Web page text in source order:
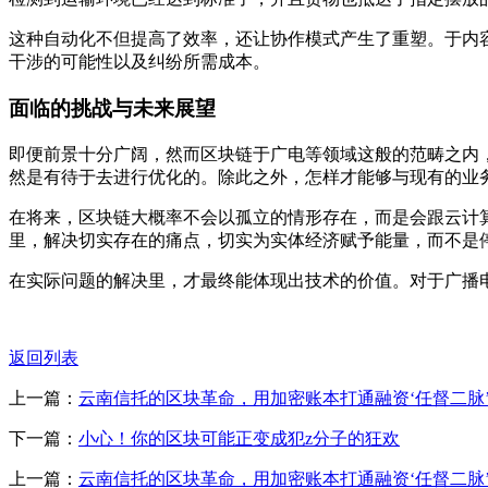
这种自动化不但提高了效率，还让协作模式产生了重塑。于
干涉的可能性以及纠纷所需成本。
面临的挑战与未来展望
即便前景十分广阔，然而区块链于广电等领域这般的范畴之
然是有待于去进行优化的。除此之外，怎样才能够与现有的
在将来，区块链大概率不会以孤立的情形存在，而是会跟云
里，解决切实存在的痛点，切实为实体经济赋予能量，而不是
在实际问题的解决里，才最终能体现出技术的价值。对于广
返回列表
上一篇： 云南信托的区块革命，用加密账本打通融资‘任督二脉
下一篇： 小心！你的区块可能正变成犯z分子的狂欢
上一篇： 云南信托的区块革命，用加密账本打通融资‘任督二脉